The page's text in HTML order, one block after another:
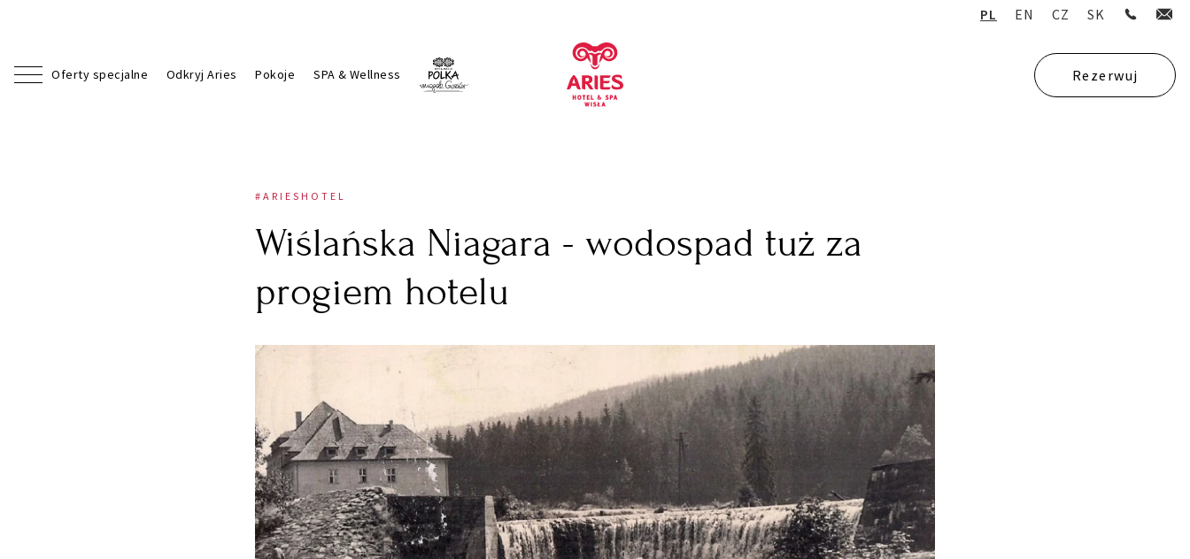
PL EN CZ SK
Oferty specjalne Odkryj Aries Pokoje SPA & Wellness Rezerwuj
#ARIESHOTEL
Wiślańska Niagara - wodospad tuż za
progiem hotelu